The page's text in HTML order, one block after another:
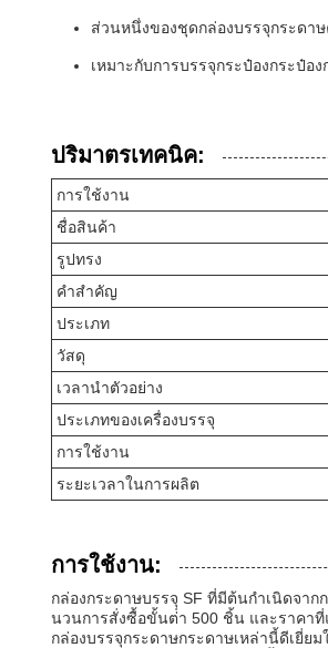
ส่วนหนึ่งของชุดกล่องบรรจุกระดา
เหมาะกับการบรรจุกระป๋องกระป๋อ
ปริมาตรเทคนิค:
การใช้งาน
ชื่อสินค้า
รูปทรง
คําสําคัญ
ประเภท
วัสดุ
เวลานําตัวอย่าง
ประเภทของเครื่องบรรจุ
การใช้งาน
ระยะเวลาในการผลิต
การใช้งาน:
กล่องกระดาษบรรจุ SF ที่มีต้นกําเนิดจา
นวนการสั่งซื้อขั้นต่ํา 500 ชิ้น และราคาที่
กล่องบรรจุกระดาษกระดาษเหล่านี้ดีเยี่